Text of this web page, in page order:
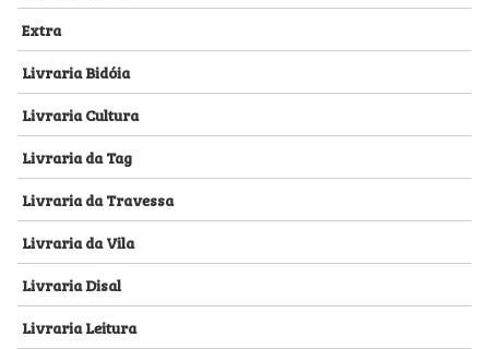
Extra
Livraria Bidóia
Livraria Cultura
Livraria da Tag
Livraria da Travessa
Livraria da Vila
Livraria Disal
Livraria Leitura